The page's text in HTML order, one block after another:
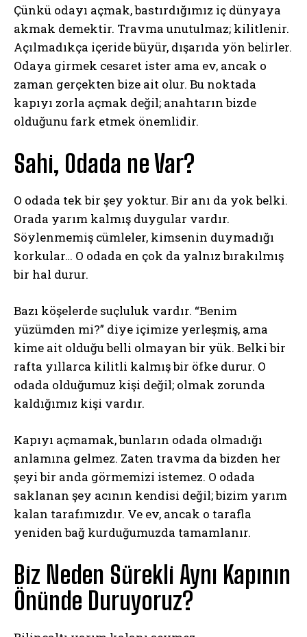
Çünkü odayı açmak, bastırdığımız iç dünyaya
akmak demektir. Travma unutulmaz; kilitlenir.
Açılmadıkça içeride büyür, dışarıda yön belirler.
Odaya girmek cesaret ister ama ev, ancak o
zaman gerçekten bize ait olur. Bu noktada
kapıyı zorla açmak değil; anahtarın bizde
olduğunu fark etmek önemlidir.
Sahi, Odada ne Var?
O odada tek bir şey yoktur. Bir anı da yok belki.
Orada yarım kalmış duygular vardır.
Söylenmemiş cümleler, kimsenin duymadığı
korkular… O odada en çok da yalnız bırakılmış
bir hal durur.
Bazı köşelerde suçluluk vardır. “Benim
yüzümden mi?” diye içimize yerleşmiş, ama
kime ait olduğu belli olmayan bir yük. Belki bir
rafta yıllarca kilitli kalmış bir öfke durur. O
odada olduğumuz kişi değil; olmak zorunda
kaldığımız kişi vardır.
Kapıyı açmamak, bunların odada olmadığı
anlamına gelmez. Zaten travma da bizden her
şeyi bir anda görmemizi istemez. O odada
saklanan şey acının kendisi değil; bizim yarım
kalan tarafımızdır. Ve ev, ancak o tarafla
yeniden bağ kurduğumuzda tamamlanır.
Biz Neden Sürekli Aynı Kapının
Önünde Duruyoruz?